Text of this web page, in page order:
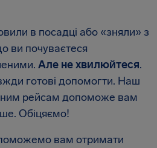
в посадці або «зняли» з
ви почуваєтеся
Але не хвилюйтеся.
готові допомогти. Наш
рейсам допоможе вам
Обіцяємо!
вам отримати